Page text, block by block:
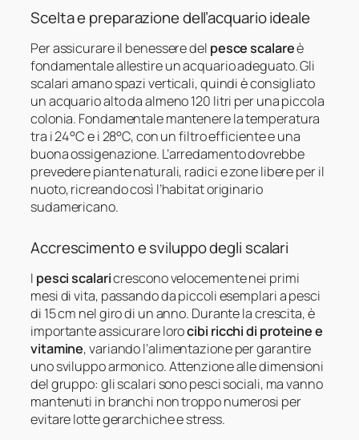
Scelta e preparazione dell’acquario ideale
Per assicurare il benessere del pesce scalareè
fondamentale allestire un acquario adeguato. Gli
scalari amano spazi verticali, quindi è consigliato
un acquario alto da almeno 120 litri per una piccola
colonia. Fondamentale mantenere la temperatura
tra i 24°C e i 28°C, con un filtro efficiente e una
buona ossigenazione. L’arredamento dovrebbe
prevedere piante naturali, radici e zone libere per il
nuoto, ricreando così l’habitat originario
sudamericano.
Accrescimento e sviluppo degli scalari
I pesci scalaricrescono velocemente nei primi
mesi di vita, passando da piccoli esemplari a pesci
di 15 cm nel giro di un anno. Durante la crescita, è
importante assicurare lorocibi ricchi di proteine e
vitamine, variando l’alimentazione per garantire
uno sviluppo armonico. Attenzione alle dimensioni
del gruppo: gli scalari sono pesci sociali, ma vanno
mantenuti in branchi non troppo numerosi per
evitare lotte gerarchiche e stress.